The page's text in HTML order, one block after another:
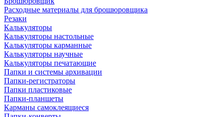
Расходные материалы для брошюровщика
Резаки
Калькуляторы
Калькуляторы настольные
Калькуляторы карманные
Калькуляторы научные
Калькуляторы печатающие
Папки и системы архивации
Папки-регистраторы
Папки пластиковые
Папки-планшеты
Карманы самоклеящиеся